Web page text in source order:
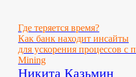
Где теряется время?
Как банк находит инсайты
для ускорения процессов с
Mining
Никита Казьмин